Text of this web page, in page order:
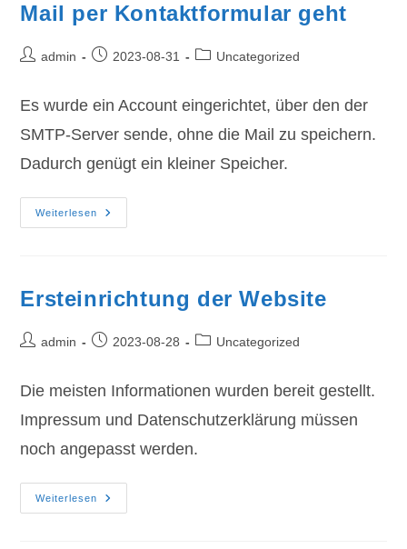
Mail per Kontaktformular geht
Beitrags-
admin
Beitrag2023-08-31
Beitrags-
Uncategorized
Es wurde ein Account eingerichtet, über den der
SMTP-Server sende, ohne die Mail zu speichern.
Dadurch genügt ein kleiner Speicher.
Weiterlesen
Mail
Per
Ersteinrichtung der Website
Beitrags-
admin
Beitrag2023-08-28
Beitrags-
Uncategorized
Die meisten Informationen wurden bereit gestellt.
Impressum und Datenschutzerklärung müssen
noch angepasst werden.
Weiterlesen
Ersteinrichtung
Der